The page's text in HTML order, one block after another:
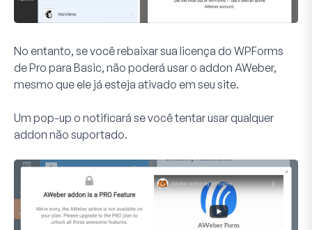
No entanto, se você rebaixar sua licença do WPForms
de Pro para Basic, não poderá usar o addon AWeber,
mesmo que ele já esteja ativado em seu site.
Um pop-up o notificará se você tentar usar qualquer
addon não suportado.